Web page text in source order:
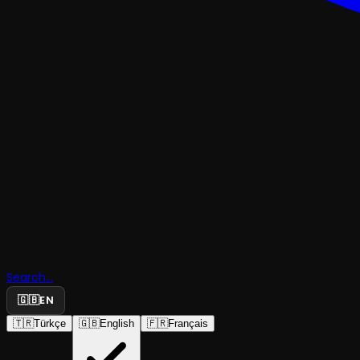
Search...
🇬🇧EN
🇹🇷Türkçe 🇬🇧English 🇫🇷Français
Yüzler